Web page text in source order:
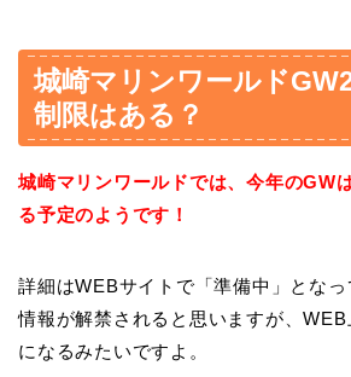
城崎マリンワールド
制限はある？
城崎マリンワールドでは、今年のGW
る予定のようです！
詳細はWEBサイトで「準備中」とな
情報が解禁されると思いますが、
になるみたいですよ。